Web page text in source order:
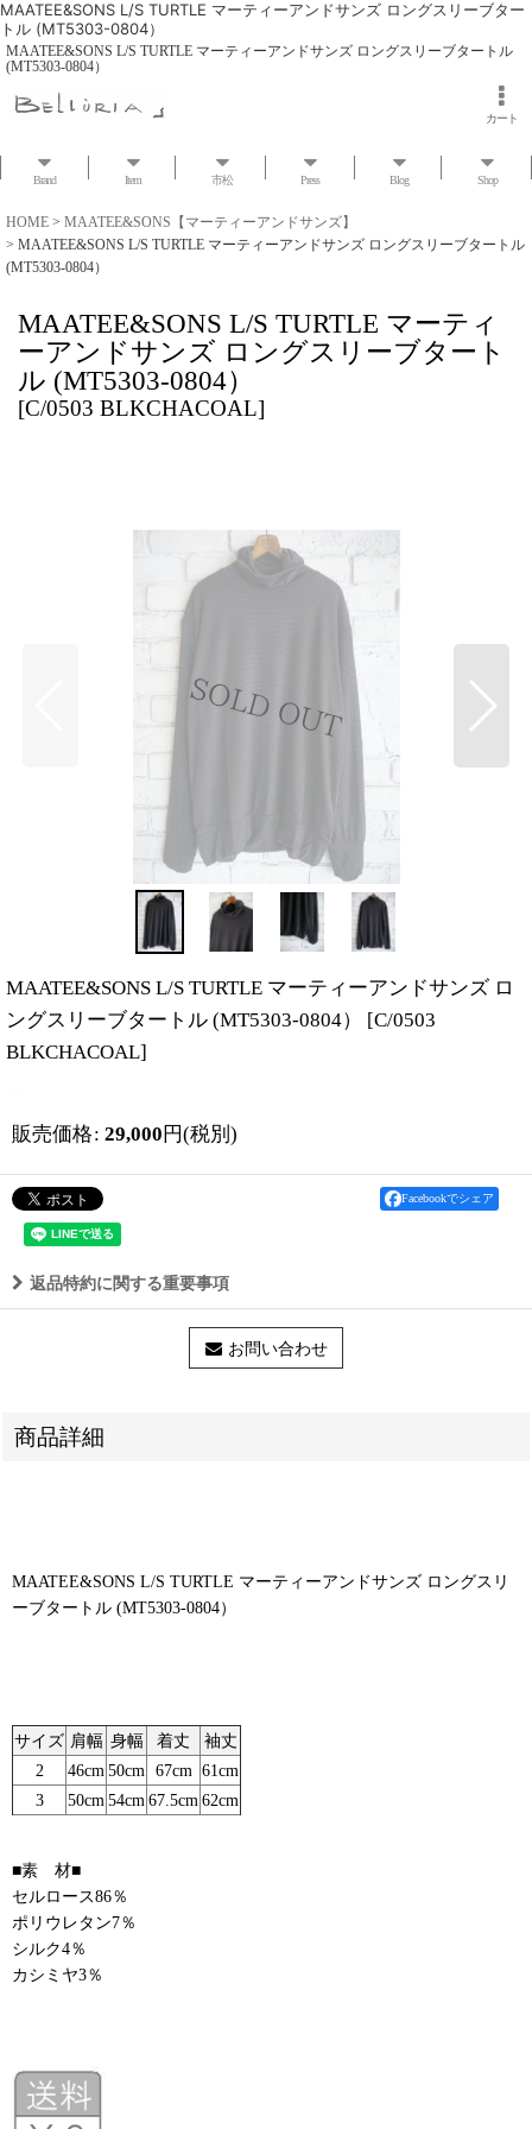
MAATEE&SONS L/S TURTLE マーティーアンドサンズ ロングスリーブター
トル (MT5303-0804）
MAATEE&SONS L/S TURTLE マーティーアンドサンズ ロングスリーブタートル
(MT5303-0804）
カート
Brand Item 市松 Press Blog Shop
HOME > MAATEE&SONS【マーティーアンドサンズ】
> MAATEE&SONS L/S TURTLE マーティーアンドサンズ ロングスリーブタートル
(MT5303-0804）
MAATEE&SONS L/S TURTLE マーティ
ーアンドサンズ ロングスリーブタート
ル (MT5303-0804）
[C/0503 BLKCHACOAL]
MAATEE&SONS L/S TURTLE マーティーアンドサンズ ロ
ングスリーブタートル (MT5303-0804）
[C/0503
BLKCHACOAL]
販売価格: 29,000 円(税別)
Facebookでシェア
返品特約に関する重要事項
お問い合わせ
商品詳細
MAATEE&SONS L/S TURTLE マーティーアンドサンズ ロングスリ
ーブタートル (MT5303-0804）
サイズ 肩幅 身幅 着丈
袖丈
2
46cm 50cm 67cm 61cm
3
50cm 54cm 67.5cm 62cm
■素 材■
セルロース86％
ポリウレタン7％
シルク4％
カシミヤ3％